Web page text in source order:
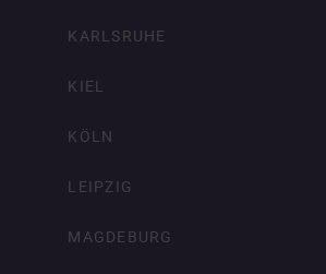
KARLSRUHE
KIEL
KÖLN
LEIPZIG
MAGDEBURG